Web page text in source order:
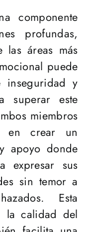
componente
profundas,
áreas más
puede
inseguridad y
superar este
miembros
en crear un
apoyo donde
expresar sus
sin temor a
Esta
la calidad del